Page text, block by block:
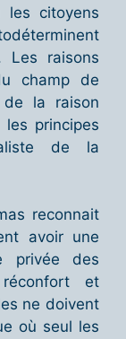
les citoyens
Les raisons
champ de
la raison
principes
de la
reconnait
avoir une
privée des
et
ne doivent
où seul les